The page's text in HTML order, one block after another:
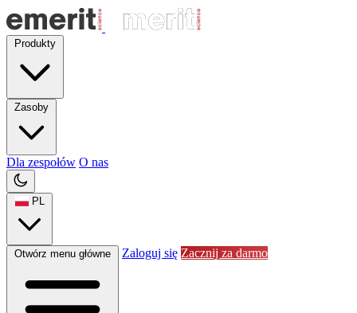
Produkty
Zasoby
Dla zespołów O nas
PL
Otwórz menu główne Zaloguj się Zacznij za darmo